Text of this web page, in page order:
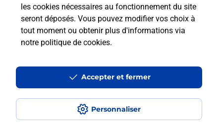
les cookies nécessaires au fonctionnement du site
seront déposés. Vous pouvez modifier vos choix à
tout moment ou obtenir plus d'informations via
notre politique de cookies.
Personnaliser
Accepter et fermer
Est-ce que je peux utiliser mon forfait
à l’étranger avec La Poste Mobile ?
smartphone Samsung en plusieurs
fois avec La Poste Mobile ?
Est-ce que je peux assurer mon
smartphone Samsung ?